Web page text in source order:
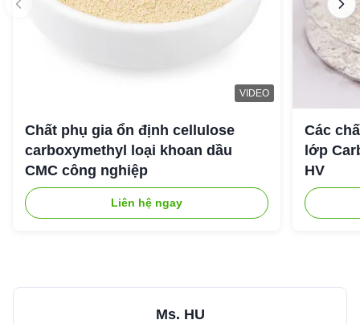
quality!
★★★★★
★★★★★
dissolve quickly, no cake and impurities. Highly
recomended.
VIDEO
Chất phụ gia ổn định cellulose
carboxymethyl loại khoan dầu
CMC công nghiệp
Liên hệ ngay
Các
lớp
HV
Ms. HU